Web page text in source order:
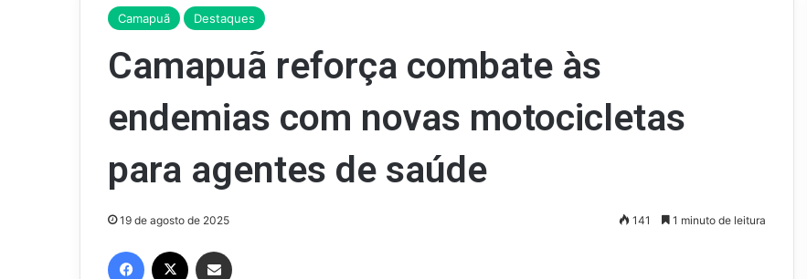
Camapuã Destaques
Camapuã reforça combate às
endemias com novas motocicletas
para agentes de saúde
19 de agosto de 2025 141 1 minuto de leitura
Facebook